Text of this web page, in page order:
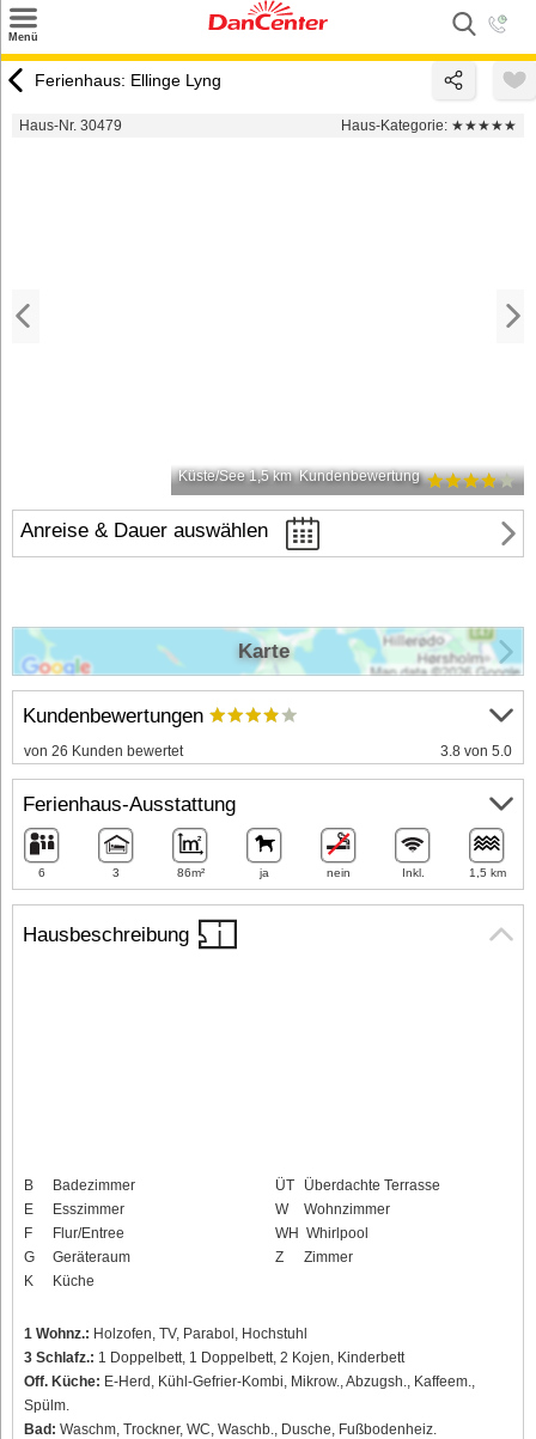
Menü
Urlaubsziele
Ferienhaus: Ellinge Lyng
Haus-Nr. 30479 Haus-Kategorie: ★★★★★
Küste/See 1,5 km Kundenbewertung
Anreise & Dauer auswählen
Hausbeschreibung
B
Badezimmer
E
Esszimmer
F
Flur/Entree
G
Geräteraum
K
Küche
ÜT
Überdachte Terrasse
W
Wohnzimmer
WH Whirlpool
Z
Zimmer
1 Wohnz.: Holzofen, TV, Parabol, Hochstuhl
3 Schlafz.: 1 Doppelbett, 1 Doppelbett, 2 Kojen, Kinderbett
Off. Küche: E-Herd, Kühl-Gefrier-Kombi, Mikrow., Abzugsh., Kaffeem.,
Spülm.
Bad: Waschm, Trockner, WC, Waschb., Dusche, Fußbodenheiz.
Kundenbewertungen
von 26 Kunden bewertet 3.8 von 5.0
Ferienhaus-Ausstattung
6 3 86m² ja nein Inkl. 1,5 km
Karte